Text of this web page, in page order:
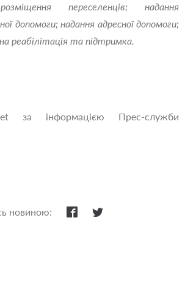
переселенців; надання
допомоги; надання адресної допомоги;
реабілітація та підтримка.
за інформацією Прес-служби
новиною: